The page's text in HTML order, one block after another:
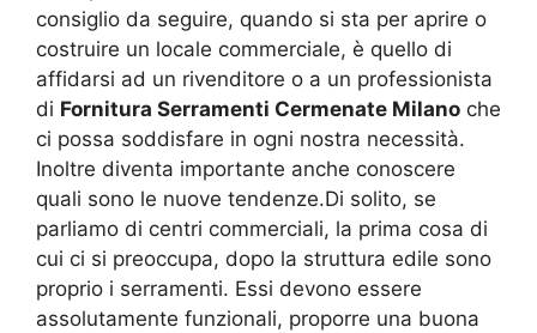
consiglio da seguire, quando si sta per aprire o
costruire un locale commerciale, è quello di
affidarsi ad un rivenditore o a un professionista
di Fornitura Serramenti Cermenate Milano che
ci possa soddisfare in ogni nostra necessità.
Inoltre diventa importante anche conoscere
quali sono le nuove tendenze.Di solito, se
parliamo di centri commerciali, la prima cosa di
cui ci si preoccupa, dopo la struttura edile sono
proprio i serramenti. Essi devono essere
assolutamente funzionali, proporre una buona